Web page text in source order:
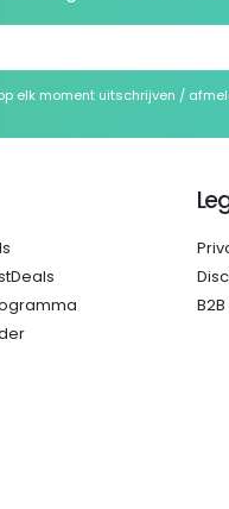
elk moment uitschrijven /